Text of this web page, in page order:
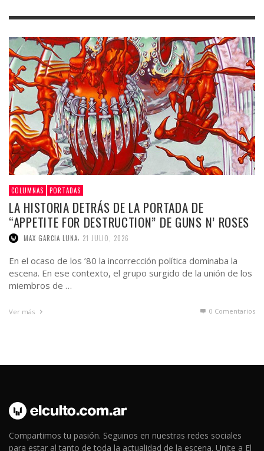
COLUMNAS PORTADAS
LA HISTORIA DETRÁS DE LA PORTADA DE
“APPETITE FOR DESTRUCTION” DE GUNS N’ ROSES
MAX GARCIA LUNA 21 JULIO, 2026
En el ocaso de los ’80 la incorrección política dominaba la
escena. En ese contexto, el grupo surgido de la unión de los
miembros de …
Ver más 0 Comentarios
Compartimos tu pasión. Seguinos en nuestras redes sociales
para estar al tanto de toda la actualidad de la escena. Unite a El